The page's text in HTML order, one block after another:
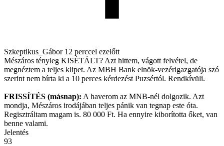
Szkeptikus_Gábor 12 perccel ezelőtt
Mészáros tényleg KISÉTÁLT? Azt hittem, vágott felvétel, de
megnéztem a teljes klipet. Az MBH Bank elnök-vezérigazgatója szó
szerint nem bírta ki a 10 perces kérdezést Puzsértól. Rendkívüli.
FRISSÍTÉS (másnap): A haverom az MNB-nél dolgozik. Azt
mondja, Mészáros irodájában teljes pánik van tegnap este óta.
Regisztráltam magam is. 80 000 Ft. Ha ennyire kiborította őket, van
benne valami.
Jelentés
93